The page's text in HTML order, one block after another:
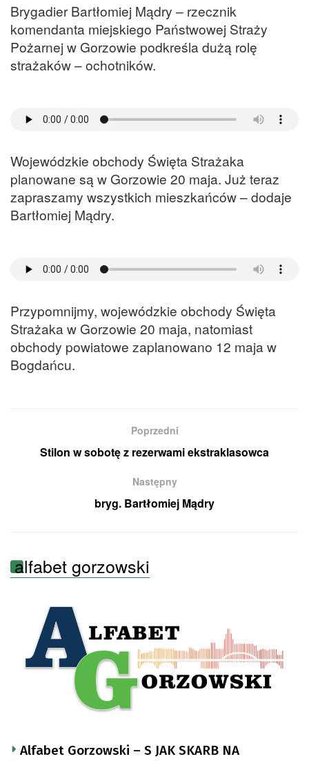
Brygadier Bartłomiej Mądry – rzecznik
komendanta miejskiego Państwowej Straży
Pożarnej w Gorzowie podkreśla dużą rolę
strażaków – ochotników.
Wojewódzkie obchody Święta Strażaka
planowane są w Gorzowie 20 maja. Już teraz
zapraszamy wszystkich mieszkańców – dodaje
Bartłomiej Mądry.
Przypomnijmy, wojewódzkie obchody Święta
Strażaka w Gorzowie 20 maja, natomiast
obchody powiatowe zaplanowano 12 maja w
Bogdańcu.
Poprzedni
Stilon w sobotę z rezerwami ekstraklasowca
Następny
bryg. Bartłomiej Mądry
alfabet gorzowski
Alfabet Gorzowski – S JAK SKARB NA